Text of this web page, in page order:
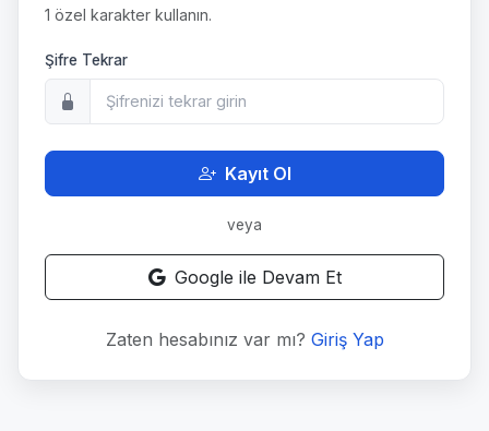
1 özel karakter kullanın.
Şifre Tekrar
Kayıt Ol
veya
Google ile Devam Et
Zaten hesabınız var mı? Giriş Yap